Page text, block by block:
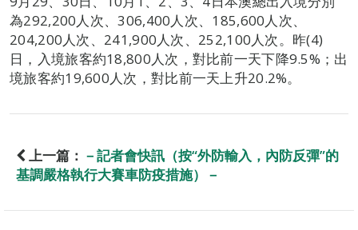
為292,200人次、306,400人次、185,600人次、
204,200人次、241,900人次、252,100人次。昨(4)
日，入境旅客約18,800人次，對比前一天下降9.5%；出
境旅客約19,600人次，對比前一天上升20.2%。
上一篇： －記者會快訊（按“外防輸入，內防反彈”的
基調嚴格執行大賽車防疫措施）－